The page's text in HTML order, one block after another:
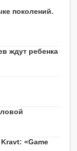
поколений.
ждут ребенка
«Game